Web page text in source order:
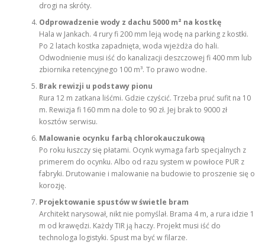
drogi na skróty.
Odprowadzenie wody z dachu 5000 m² na kostkę
Hala w Jankach. 4 rury fi 200 mm leją wodę na parking z kostki.
Po 2 latach kostka zapadnięta, woda wjeżdża do hali.
Odwodnienie musi iść do kanalizacji deszczowej fi 400 mm lub
zbiornika retencyjnego 100 m³. To prawo wodne.
Brak rewizji u podstawy pionu
Rura 12 m zatkana liśćmi. Gdzie czyścić. Trzeba pruć sufit na 10
m. Rewizja fi 160 mm na dole to 90 zł. Jej brak to 9000 zł
kosztów serwisu.
Malowanie ocynku farbą chlorokauczukową
Po roku łuszczy się płatami. Ocynk wymaga farb specjalnych z
primerem do ocynku. Albo od razu system w powłoce PUR z
fabryki. Drutowanie i malowanie na budowie to proszenie się o
korozję.
Projektowanie spustów w świetle bram
Architekt narysował, nikt nie pomyślał. Brama 4 m, a rura idzie 1
m od krawędzi. Każdy TIR ją haczy. Projekt musi iść do
technologa logistyki. Spust ma być w filarze.